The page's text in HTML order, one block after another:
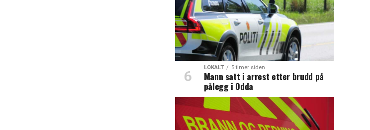
LOKALT 5 timer siden
Mann satt i arrest etter brudd på
pålegg i Odda